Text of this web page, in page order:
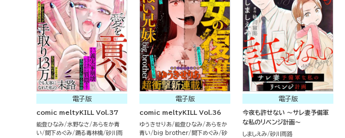
電子版
comic meltyKILL Vol.37
能登ひなみ 水野なさ
あらをか青
い
間下めぐみ 踊る毒林檎 砂川雨
電子版
comic meltyKILL Vol.36
ゆうきせりあ 能登ひなみ
あらをか
青い
big brother 間下めぐみ
砂
電子版
今夜も許せない ～サレ妻予備軍
な私のリベンジ計画～
しましえみ 砂川雨路